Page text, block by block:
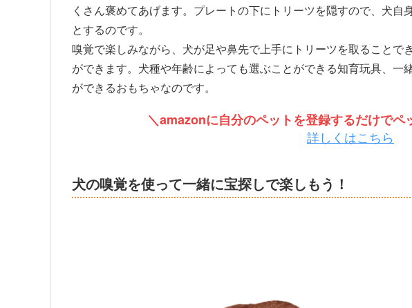
くさん褒めてあげます。プレートの下にトリーツを隠すので、犬自
とするのです。
嗅覚で楽しみながら、犬が足や鼻先で上手にトリーツを取ることで
ができます。犬種や年齢によっても選ぶことができる知育玩具、一
ができるおもちゃなのです。
＼amazonに自分のペットを登録するだけでペ
詳しくはこちら
犬の嗅覚を使って一緒に宝探しで楽しもう！